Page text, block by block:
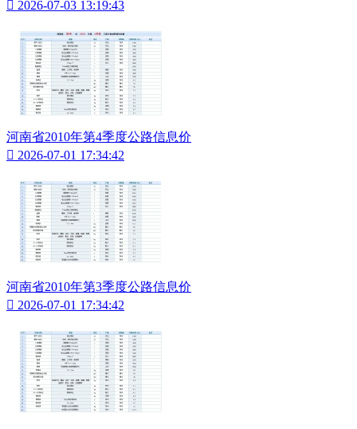
 2026-07-03 13:19:43
河南省2010年第4季度公路信息价
 2026-07-01 17:34:42
河南省2010年第3季度公路信息价
 2026-07-01 17:34:42